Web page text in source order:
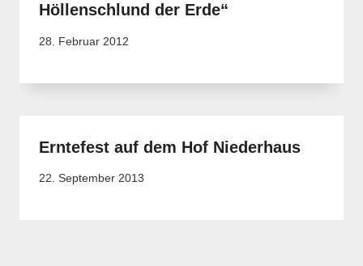
Höllenschlund der Erde“
28. Februar 2012
Erntefest auf dem Hof Niederhaus
22. September 2013